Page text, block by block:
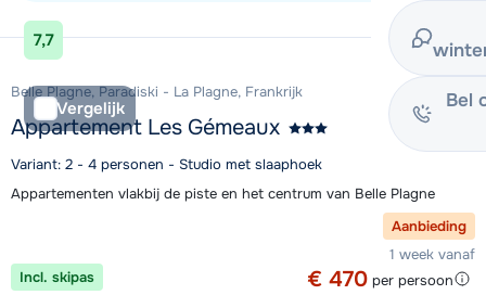
Bel
Bekijk accommodatie
7,7
Vergelijk
Belle Plagne, Paradiski - La Plagne, Frankrijk
Appartement Les Gémeaux
Variant: 2 - 4 personen - Studio met slaaphoek
Appartementen vlakbij de piste en het centrum van Belle Plagne
Aanbieding
1 week vanaf
€ 470 per persoon
Incl. skipas